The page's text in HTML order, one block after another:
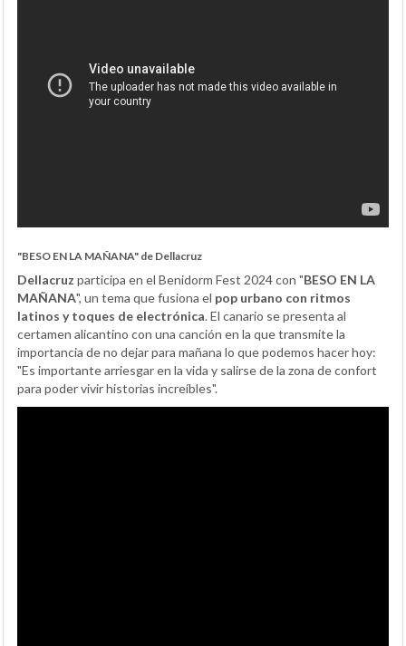
"BESO EN LA MAÑANA" de Dellacruz
Dellacruz participa en el Benidorm Fest 2024 con "BESO EN LA
MAÑANA", un tema que fusiona el pop urbano con ritmos
latinos y toques de electrónica. El canario se presenta al
certamen alicantino con una canción en la que transmite la
importancia de no dejar para mañana lo que podemos hacer hoy:
"Es importante arriesgar en la vida y salirse de la zona de confort
para poder vivir historias increíbles".